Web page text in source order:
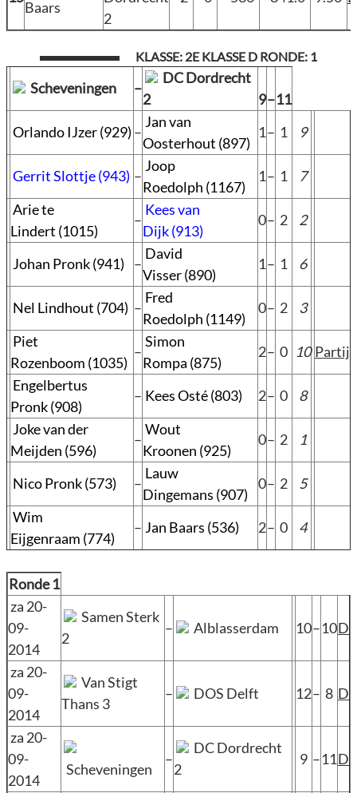
Baars
2
KLASSE: 2E KLASSE D RONDE: 1
Scheveningen –
DC Dordrecht
2
9–11
Orlando IJzer (929) –
Jan van
Oosterhout (897)
1– 1 9
Gerrit Slottje (943) –
Joop
Roedolph (1167)
1– 1
7
Arie te
Lindert (1015)
–
Kees van
Dijk (913)
0– 2 2
Johan Pronk (941) –
David
Visser (890)
1– 1 6
Nel Lindhout (704) –
Fred
Roedolph (1149)
0– 2
3
Piet
Rozenboom (1035)
–
Simon
Rompa (875)
2– 0 10 Partij
Engelbertus
Pronk (908)
– Kees Osté (803) 2– 0
8
Joke van der
Meijden (596)
–
Wout
Kroonen (925)
0– 2 1
Nico Pronk (573) –
Lauw
Dingemans (907)
0– 2
5
Wim
Eijgenraam (774)
– Jan Baars (536) 2– 0 4
Ronde 1
za 20-
09-
2014
Samen Sterk
2
– Alblasserdam 10–10D
za 20-
09-
2014
Van Stigt
Thans 3
– DOS Delft 12– 8 D
za 20-
09-
2014
Scheveningen
–
DC Dordrecht
2
9 –11D